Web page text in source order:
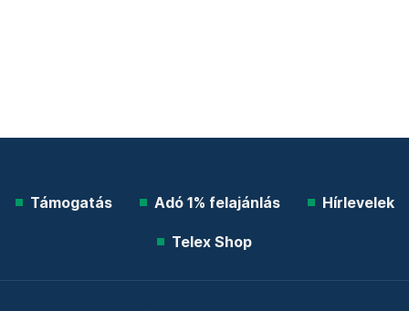
Támogatás Adó 1% felajánlás Hírlevelek
Telex Shop